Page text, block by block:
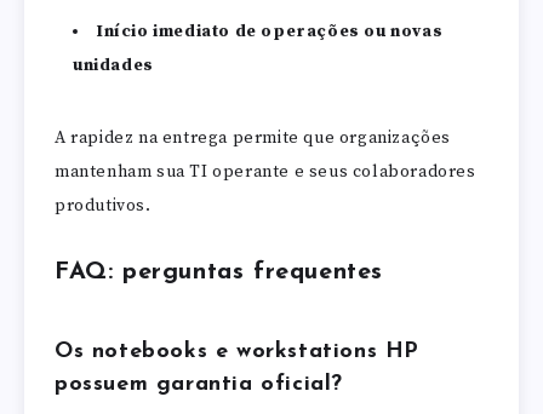
Início imediato de operações ou novas
unidades
A rapidez na entrega permite que organizações
mantenham sua TI operante e seus colaboradores
produtivos.
FAQ: perguntas frequentes
Os notebooks e workstations HP
possuem garantia oficial?